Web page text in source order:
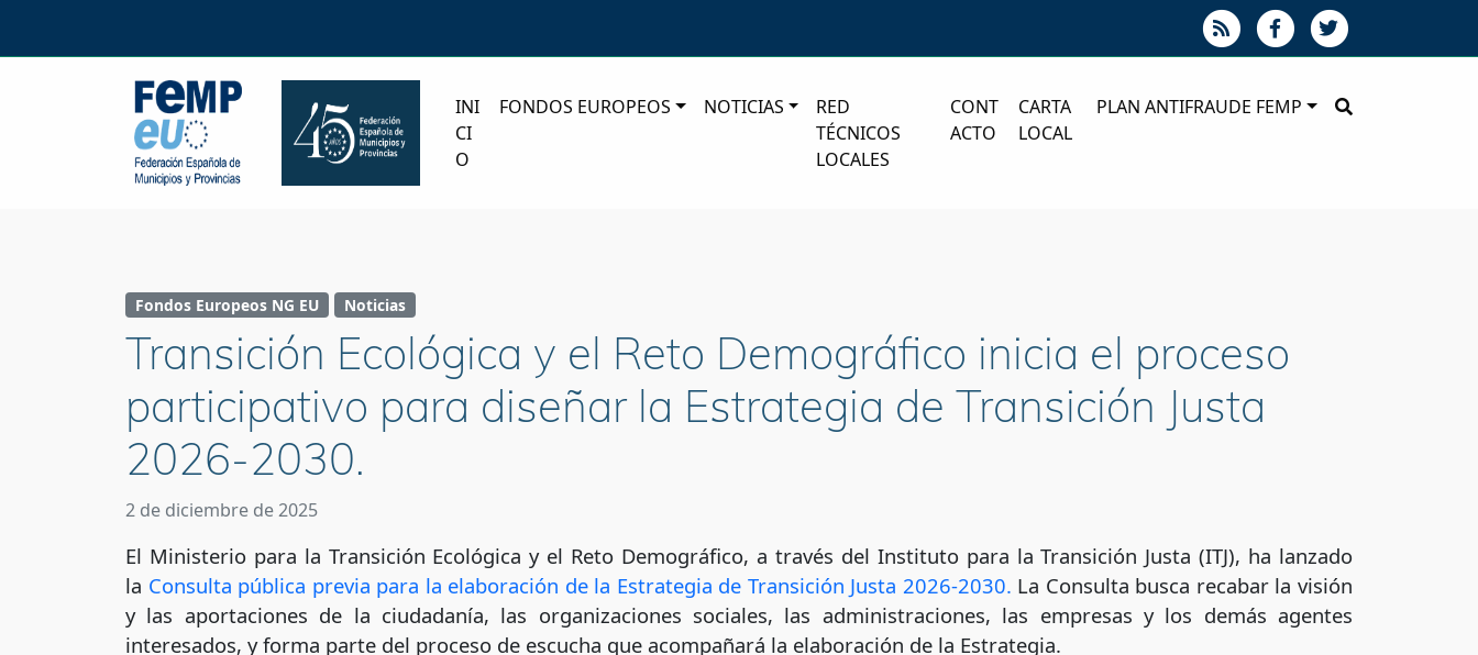
INI
CI
O
FONDOS EUROPEOS NOTICIAS
RED
TÉCNICOS
LOCALES
CONT
ACTO
CARTA
LOCAL
PLAN ANTIFRAUDE FEMP
Fondos Europeos NG EU Noticias
Transición Ecológica y el Reto Demográfico inicia el proceso
participativo para diseñar la Estrategia de Transición Justa
2026-2030.
2 de diciembre de 2025
El Ministerio para la Transición Ecológica y el Reto Demográfico, a través del Instituto para la Transición Justa (ITJ), ha lanzado
la Consulta pública previa para la elaboración de la Estrategia de Transición Justa 2026-2030. La Consulta busca recabar la visión
y las aportaciones de la ciudadanía, las organizaciones sociales, las administraciones, las empresas y los demás agentes
interesados, y forma parte del proceso de escucha que acompañará la elaboración de la Estrategia.